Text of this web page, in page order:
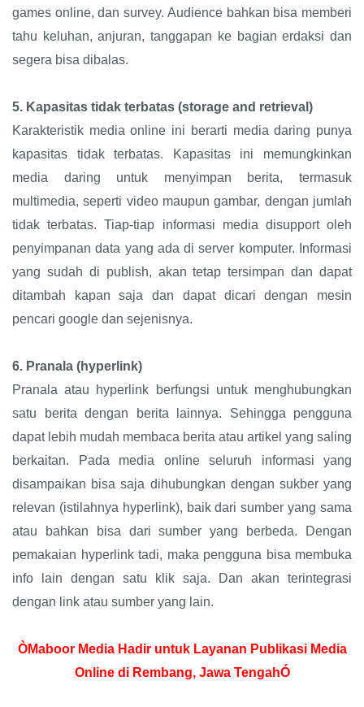
games online, dan survey. Audience bahkan bisa memberi
tahu keluhan, anjuran, tanggapan ke bagian erdaksi dan
segera bisa dibalas.
5. Kapasitas tidak terbatas (storage and retrieval)
Karakteristik media online ini berarti media daring punya
kapasitas tidak terbatas. Kapasitas ini memungkinkan
media daring untuk menyimpan berita, termasuk
multimedia, seperti video maupun gambar, dengan jumlah
tidak terbatas. Tiap-tiap informasi media disupport oleh
penyimpanan data yang ada di server komputer. Informasi
yang sudah di publish, akan tetap tersimpan dan dapat
ditambah kapan saja dan dapat dicari dengan mesin
pencari google dan sejenisnya.
6. Pranala (hyperlink)
Pranala atau hyperlink berfungsi untuk menghubungkan
satu berita dengan berita lainnya. Sehingga pengguna
dapat lebih mudah membaca berita atau artikel yang saling
berkaitan. Pada media online seluruh informasi yang
disampaikan bisa saja dihubungkan dengan sukber yang
relevan (istilahnya hyperlink), baik dari sumber yang sama
atau bahkan bisa dari sumber yang berbeda. Dengan
pemakaian hyperlink tadi, maka pengguna bisa membuka
info lain dengan satu klik saja. Dan akan terintegrasi
dengan link atau sumber yang lain.
ÒMaboor Media Hadir untuk Layanan Publikasi Media
Online di Rembang, Jawa TengahÓ